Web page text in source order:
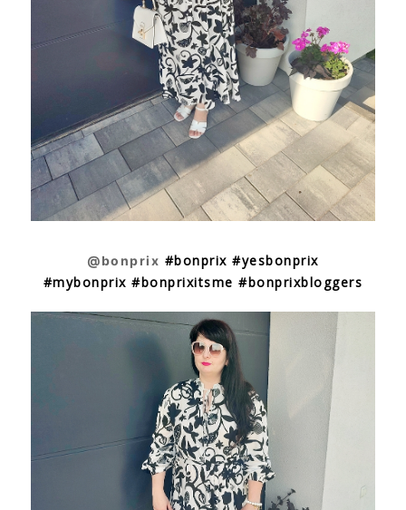
@bonprix #bonprix #yesbonprix
#mybonprix#bonprixitsme #bonprixbloggers